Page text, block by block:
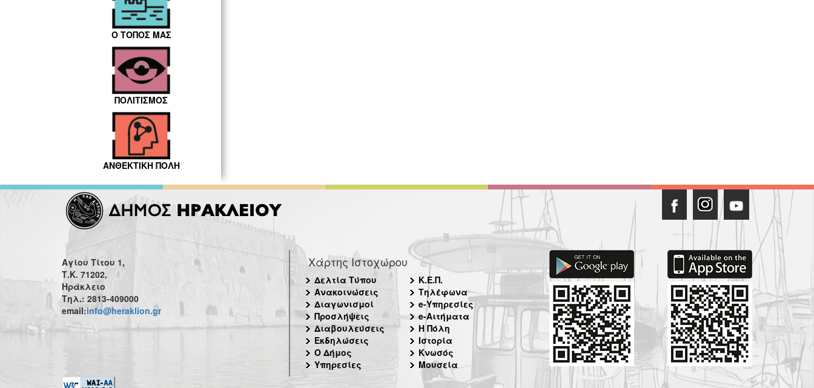
Ο ΤΟΠΟΣ ΜΑΣ
ΠΟΛΙΤΙΣΜΟΣ
ΑΝΘΕΚΤΙΚΗ ΠΟΛΗ
Αγίου Τίτου 1,
Τ.Κ. 71202,
Ηράκλειο
Τηλ.: 2813-409000
email:info@heraklion.gr
Χάρτης Ιστοχώρου
Δελτία Τύπου
Ανακοινώσεις
Διαγωνισμοί
Προσλήψεις
Διαβουλεύσεις
Εκδηλώσεις
Ο Δήμος
Υπηρεσίες
Κ.Ε.Π.
Τηλέφωνα
e-Υπηρεσίες
e-Αιτήματα
Η Πόλη
Ιστορία
Κνωσός
Μουσεία